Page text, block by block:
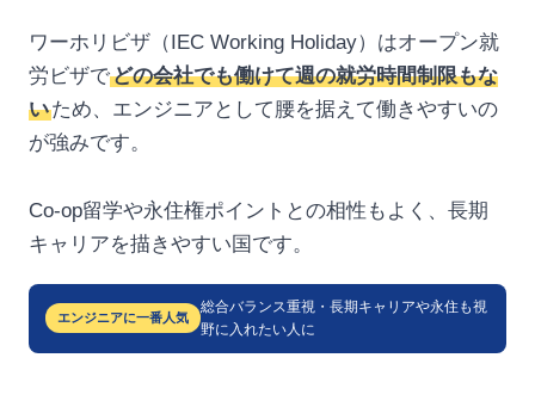
ワーホリビザ（IEC Working Holiday）はオープン就
労ビザでどの会社でも働けて週の就労時間制限もな
いため、エンジニアとして腰を据えて働きやすいの
が強みです。
Co-op留学や永住権ポイントとの相性もよく、長期
キャリアを描きやすい国です。
エンジニアに一番人気
総合バランス重視・長期キャリアや永住も視
野に入れたい人に